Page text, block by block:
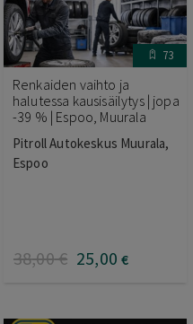
73
Renkaiden vaihto ja
halutessa kausisäilytys | jopa
-39 % | Espoo, Muurala
Pitroll Autokeskus Muurala,
Espoo
38,00€ 25,00 €